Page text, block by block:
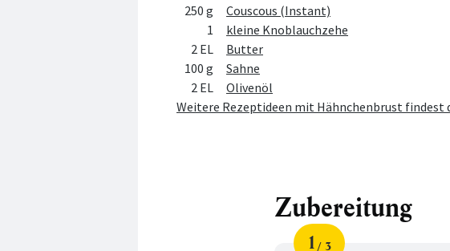
250 g
Couscous (Instant)
1
kleine Knoblauchzehe
2 EL
Butter
100 g
Sahne
2 EL
Olivenöl
Weitere Rezeptideen mit Hähnchenbrust findest
Zubereitung
1
3